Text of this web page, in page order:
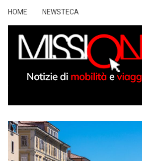
HOME NEWSTECA